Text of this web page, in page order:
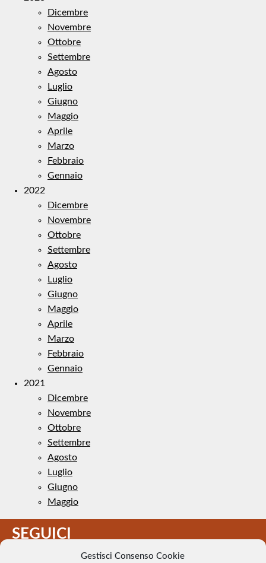
Gestisci Consenso Cookie
Dicembre
Novembre
Ottobre
Settembre
Agosto
Luglio
Giugno
Maggio
Aprile
Marzo
Febbraio
Gennaio
2022
Dicembre
Novembre
Ottobre
Settembre
Agosto
Luglio
Giugno
Maggio
Aprile
Marzo
Febbraio
Gennaio
2021
Dicembre
Novembre
Ottobre
Settembre
Agosto
Luglio
Giugno
Maggio
SEGUICI